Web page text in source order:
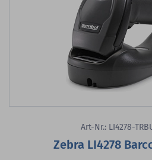
Art-Nr.: LI4278-
Zebra LI4278